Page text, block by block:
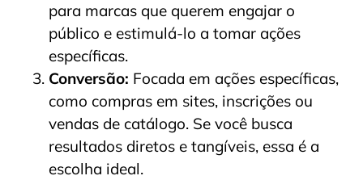
para marcas que querem engajar o
público e estimulá-lo a tomar ações
específicas.
Conversão: Focada em ações específicas,
como compras em sites, inscrições ou
vendas de catálogo. Se você busca
resultados diretos e tangíveis, essa é a
escolha ideal.